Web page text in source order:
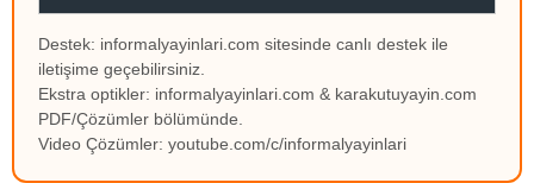
Destek: informalyayinlari.com sitesinde canlı destek ile
iletişime geçebilirsiniz.
Ekstra optikler: informalyayinlari.com & karakutuyayin.com
PDF/Çözümler bölümünde.
Video Çözümler: youtube.com/c/informalyayinlari